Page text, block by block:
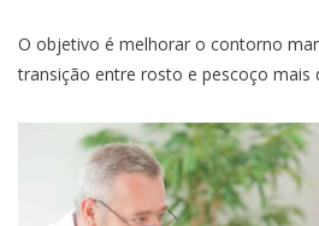
O objetivo é melhorar o contorno
transição entre rosto e pescoço mais